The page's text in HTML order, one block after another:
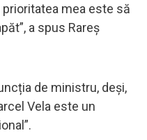
prioritatea mea este să
a spus Rareș
de ministru, deși,
Vela este un